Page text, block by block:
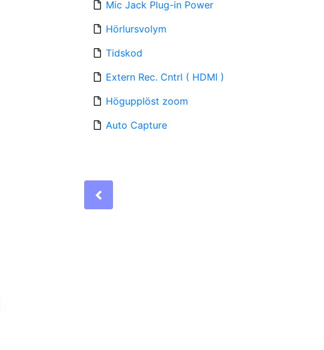
Mic Jack Plug-in Power
Hörlursvolym
Tidskod
Extern Rec. Cntrl ( HDMI )
Högupplöst zoom
Auto Capture